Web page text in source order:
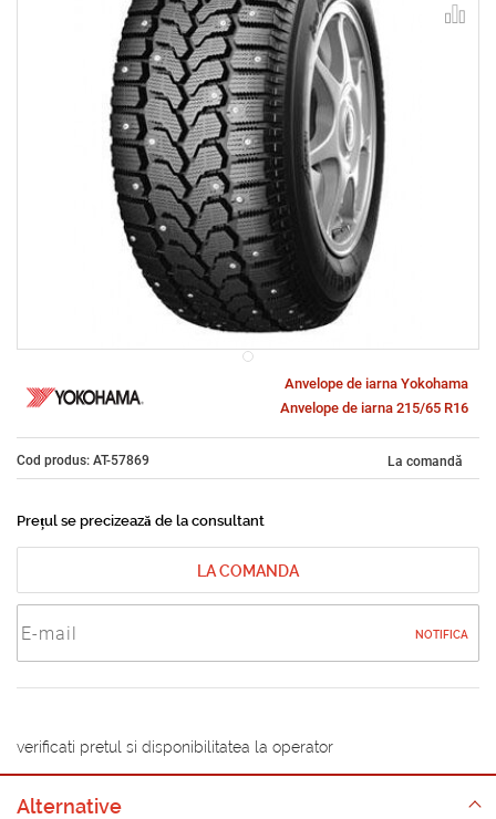
Anvelope de iarna Yokohama
Anvelope de iarna 215/65 R16
Cod produs: AT-57869 La comandă
Prețul se precizează de la consultant
LA COMANDA
NOTIFICA
verificati pretul si disponibilitatea la operator
Alternative